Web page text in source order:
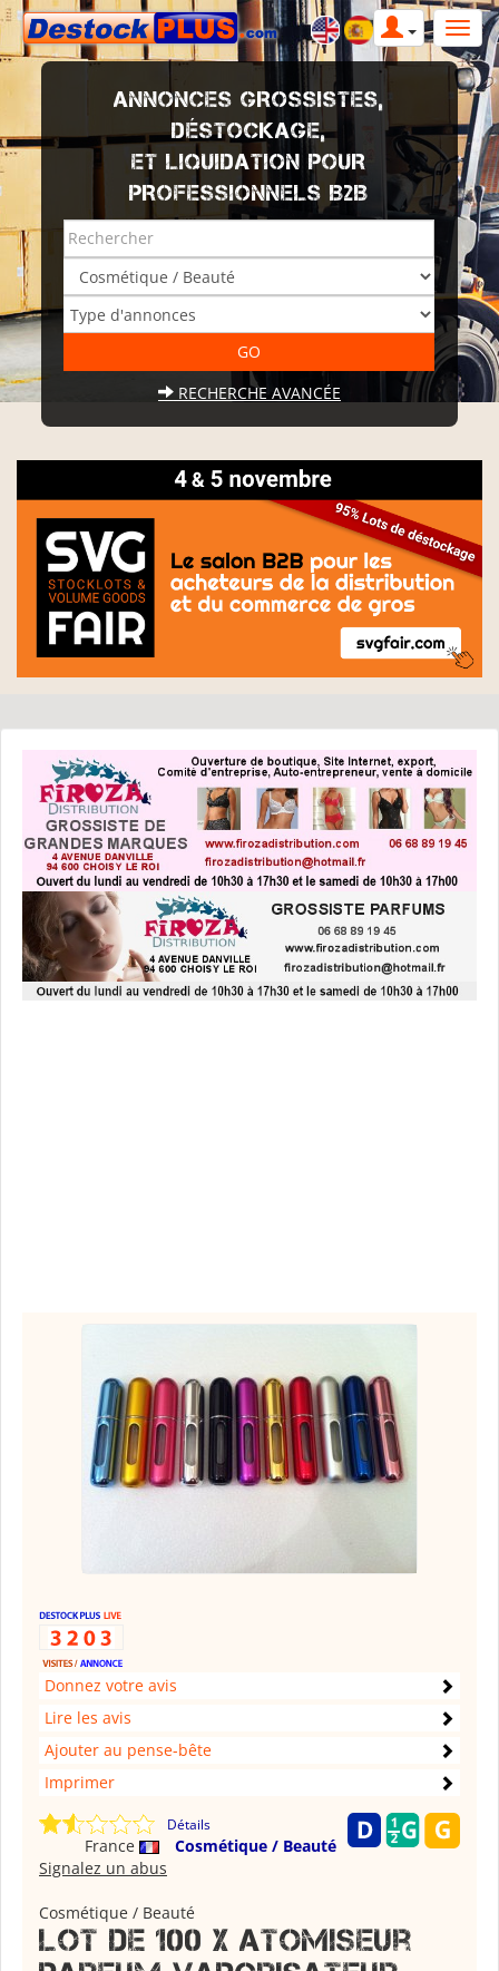
ANNONCES GROSSISTES,
DÉSTOCKAGE,
ET LIQUIDATION POUR
PROFESSIONNELS B2B
RECHERCHE AVANCÉE
Donnez votre avis
Lire les avis
Ajouter au pense-bête
Imprimer
Détails
France
Cosmétique / Beauté
Signalez un abus
Cosmétique / Beauté
Lot de 100 x atomiseur